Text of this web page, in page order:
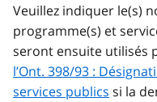
Veuillez indiquer le(s)
programme(s) et
seront ensuite utilisés
l’Ont. 398/93 :
services publics si la